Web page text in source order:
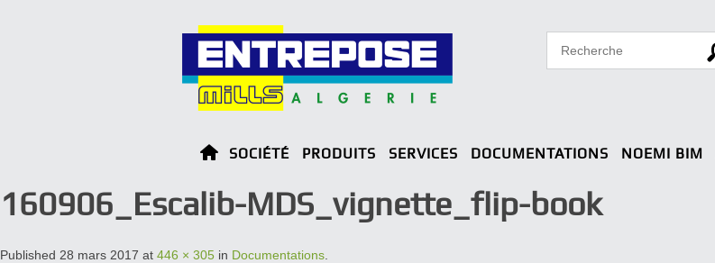
SOCIÉTÉ PRODUITS SERVICES DOCUMENTATIONS NOEMI BIM
160906_Escalib-MDS_vignette_flip-book
Published 28 mars 2017 at 446 × 305 in Documentations